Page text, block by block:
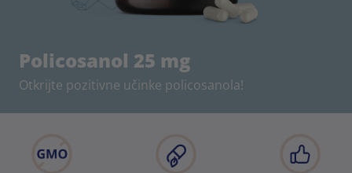
Policosanol 25 mg
Otkrijte pozitivne učinke policosanola!